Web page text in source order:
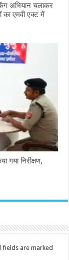
अभियान चलाकर
का एमवी एक्ट में
गया निरीक्षण,
fields are marked